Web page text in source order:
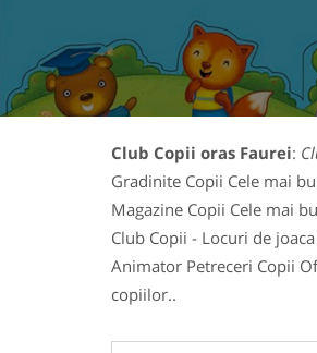
Club Copii oras Faurei:
Gradinite Copii Cele mai
Magazine Copii Cele mai
Club Copii - Locuri de
Animator Petreceri Copii
copiilor..